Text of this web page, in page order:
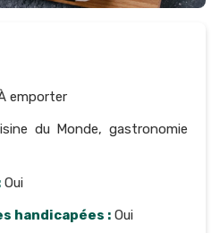
emporter
du Monde, gastronomie
Oui
handicapées : Oui